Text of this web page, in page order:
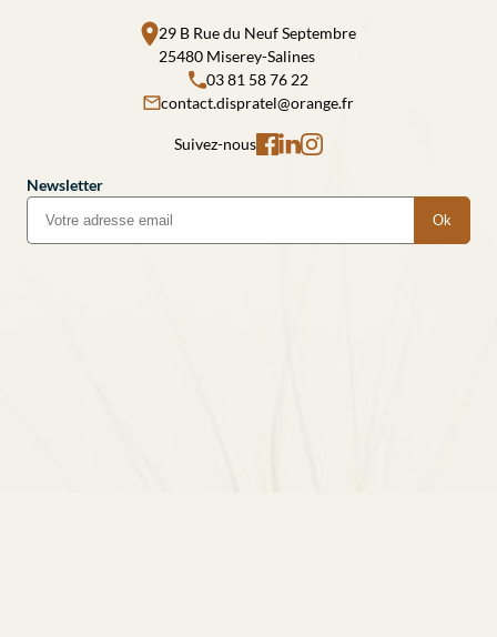
29 B Rue du Neuf Septembre
25480 Miserey-Salines
03 81 58 76 22
contact.dispratel@orange.fr
Suivez-nous
Newsletter
Ok